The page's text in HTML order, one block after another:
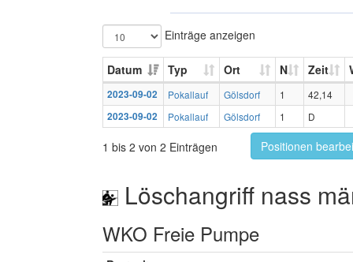
Einträge anzeigen
Datum Typ Ort N Zeit
2023-09-02 Pokallauf Gölsdorf 1
42,14
2023-09-02
Pokallauf Gölsdorf 1 D
1 bis 2 von 2 Einträgen Positionen
Löschangriff nass
WKO Freie Pumpe